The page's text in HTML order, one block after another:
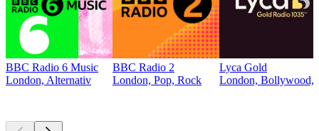
BBC Radio 6 Music
London, Alternativ
BBC Radio 2
London, Pop, Rock
Lyca Gold
London, Bollywood,